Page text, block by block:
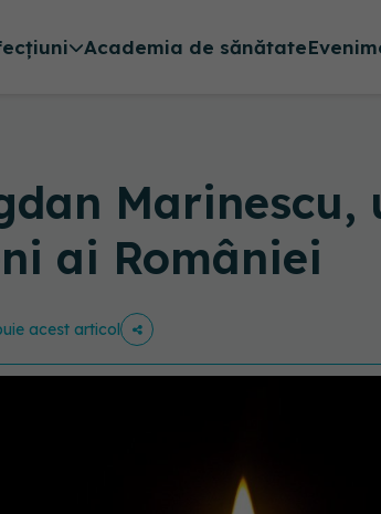
Academia de sănătate
ai României
acest articol